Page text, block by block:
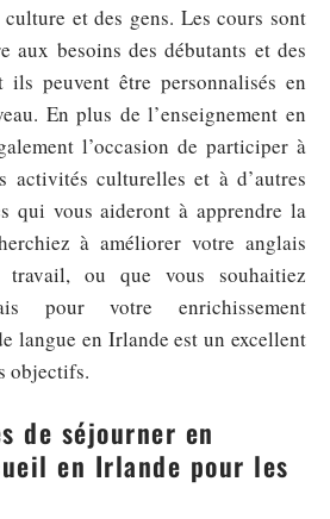
et des gens. Les cours sont
aux besoins des débutants et des
ils peuvent être personnalisés en
En plus de l’enseignement en
l’occasion de participer à
activités culturelles et à d’autres
qui vous aideront à apprendre la
à améliorer votre anglais
ou que vous souhaitiez
pour votre enrichissement
langue en Irlande est un excellent
objectifs.
de séjourner en
en Irlande pour les